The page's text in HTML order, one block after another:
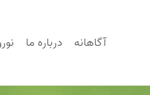
آگاهانه درباره ما